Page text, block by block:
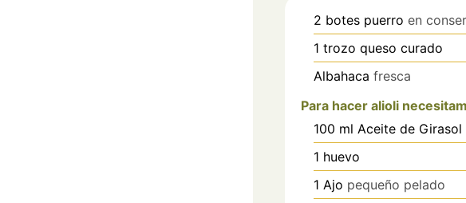
2 botes puerro en
1 trozo queso curado
Albahaca fresca
Para hacer alioli
100 ml Aceite de Girasol
1 huevo
1 Ajo pequeño pelado